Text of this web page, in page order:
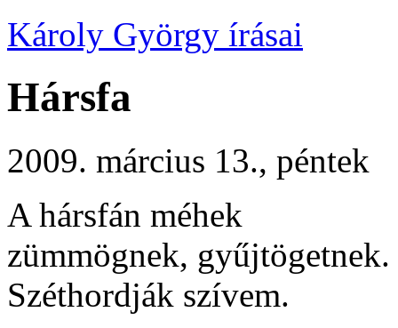
Károly György írásai
Hársfa
2009. március 13., péntek
A hársfán méhek
zümmögnek, gyűjtögetnek.
Széthordják szívem.